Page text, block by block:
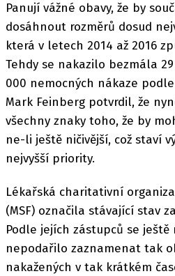
Panují vážné obavy, že by
dosáhnout rozměrů dosud
která v letech 2014 až 2016
Tehdy se nakazilo bezmála
000 nemocných nákaze
Mark Feinberg potvrdil, že
všechny znaky toho, že by
ne-li ještě ničivější, což staví
nejvyšší priority.
Lékařská charitativní
(MSF) označila stávající stav
Podle jejích zástupců se
nepodařilo zaznamenat tak
nakažených v tak krátkém